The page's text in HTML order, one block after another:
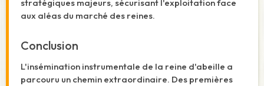
stratégiques majeurs, sécurisant l'exploitation face
aux aléas du marché des reines.
Conclusion
L'insémination instrumentale de la reine d'abeille a
parcouru un chemin extraordinaire. Des premières